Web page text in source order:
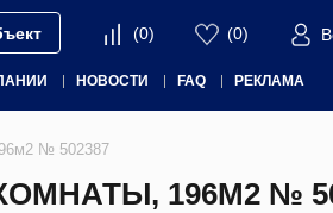
(0) (0)
НОВОСТИ FAQ РЕКЛАМА
№ 502387
196М2 №